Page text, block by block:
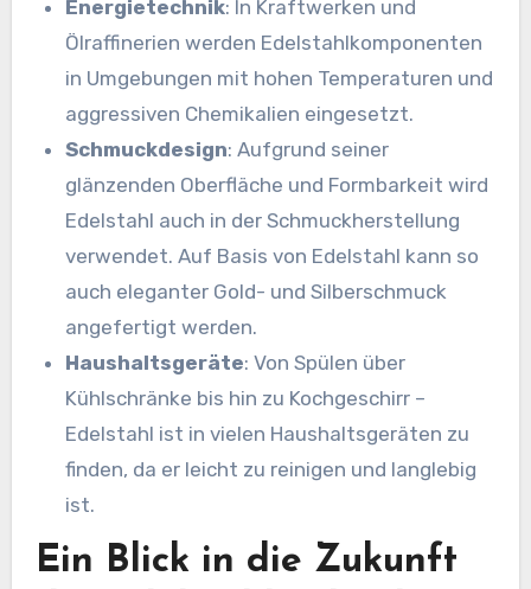
Energietechnik: In Kraftwerken und
Ölraffinerien werden Edelstahlkomponenten
in Umgebungen mit hohen Temperaturen und
aggressiven Chemikalien eingesetzt.
Schmuckdesign: Aufgrund seiner
glänzenden Oberfläche und Formbarkeit wird
Edelstahl auch in der Schmuckherstellung
verwendet. Auf Basis von Edelstahl kann so
auch eleganter Gold- und Silberschmuck
angefertigt werden.
Haushaltsgeräte: Von Spülen über
Kühlschränke bis hin zu Kochgeschirr –
Edelstahl ist in vielen Haushaltsgeräten zu
finden, da er leicht zu reinigen und langlebig
ist.
Ein Blick in die Zukunft